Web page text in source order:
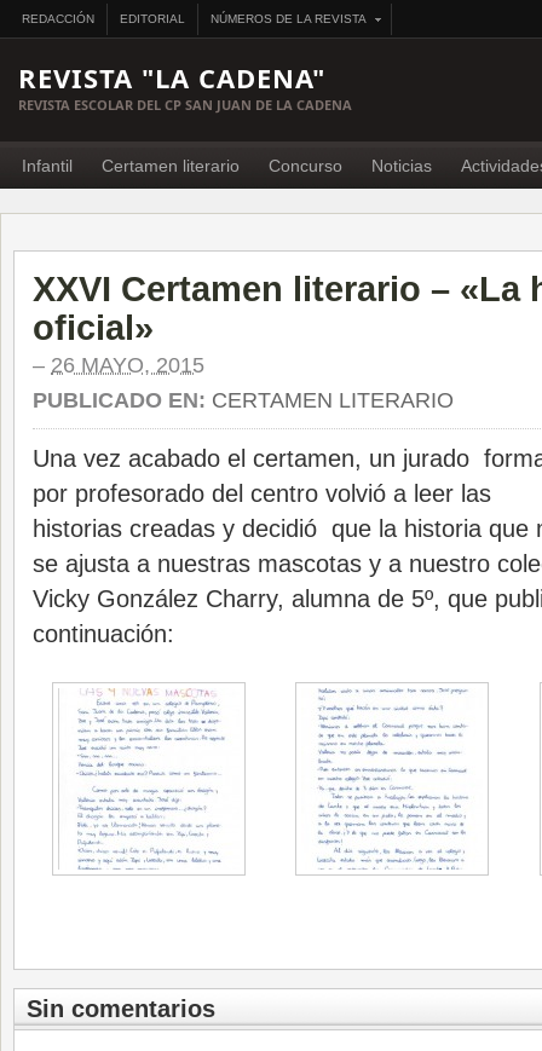
REDACCIÓN EDITORIAL NÚMEROS DE LA REVISTA
REVISTA "LA CADENA"
REVISTA ESCOLAR DEL CP SAN JUAN DE LA CADENA
Infantil Certamen literario Concurso Noticias
XXVI Certamen literario – «La
oficial»
– 26 MAYO, 2015
PUBLICADO EN: CERTAMEN LITERARIO
Una vez acabado el certamen, un jurado
por profesorado del centro volvió a leer las
historias creadas y decidió que la historia que
se ajusta a nuestras mascotas y a nuestro
Vicky González Charry, alumna de 5º, que
continuación:
Sin comentarios